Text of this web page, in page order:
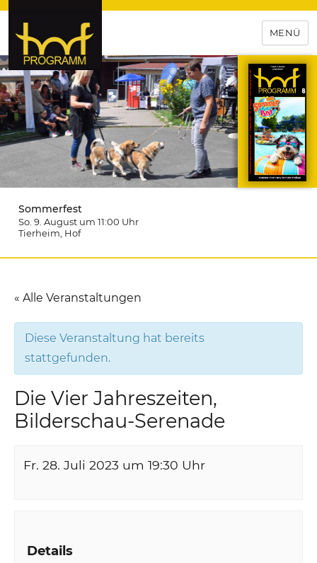
hof-programm – das
Veranstaltungsportal für
Hochfranken
MENÜ
Sommerfest
So. 9. August um 11:00 Uhr
Tierheim , Hof
« Alle Veranstaltungen
Diese Veranstaltung hat bereits
stattgefunden.
Die Vier Jahreszeiten,
Bilderschau-Serenade
Fr. 28. Juli 2023 um 19:30 Uhr
Details